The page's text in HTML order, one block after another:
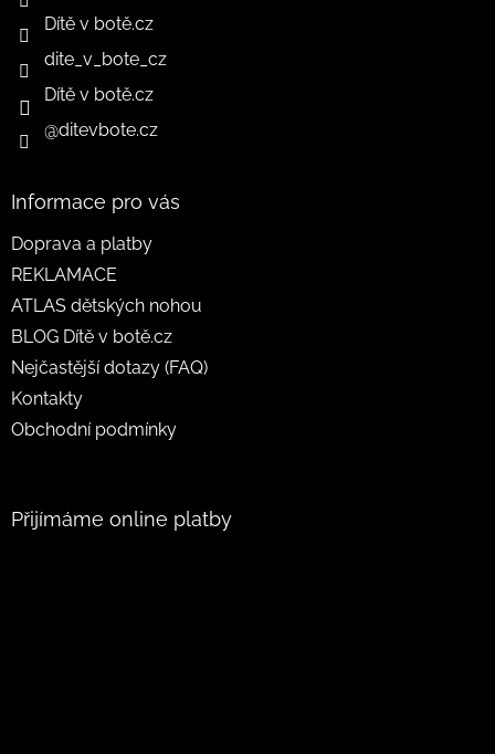
Dítě v botě.cz
dite_v_bote_cz
Dítě v botě.cz
@ditevbote.cz
Informace pro vás
Doprava a platby
REKLAMACE
ATLAS dětských nohou
BLOG Dítě v botě.cz
Nejčastější dotazy (FAQ)
Kontakty
Obchodní podmínky
Přijímáme online platby